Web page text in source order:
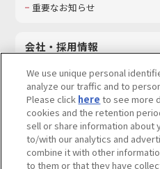
重要なお知らせ
会社・採用情報
採用情報
サステナビリティ
お問い合わせ
We use unique personal
analyze our traffic and to
Please click here to see more
cookies and the retention
sell or share information about
to/with our analytics and
combine it with other
to them or that they have